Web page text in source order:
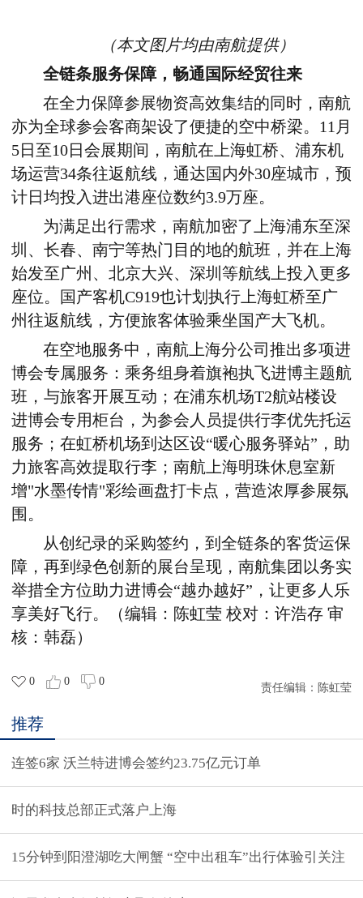
（本文图片均由南航提供）
全链条服务保障，畅通国际经贸往来
在全力保障参展物资高效集结的同时，南航
亦为全球参会客商架设了便捷的空中桥梁。 11 月
5日至10日会展期间，南航在上海虹桥、浦东机
场运营34条往返航线，通达国内外30座城市 ， 预
计日均投入进出港座位数约3.9万座。
为满足出行需求，南航加密了上海浦东至深
圳、长春、南宁等热门目的地的航班，并在上海
始发至广州、北京大兴、深圳等航线上投入更多
座位。国产客机C919也计划执行上海虹桥至广
州往返航线，方便旅客体验乘坐国产大飞机。
在空地服务中，南航上海分公司推出多项进
博会专属服务：乘务组身着旗袍执飞进博主题航
班，与旅客开展互动；在浦东机场T2航站楼设
进博会专用柜台，为参会人员提供行李优先托运
服务；在虹桥机场到达区设“暖心服务驿站”，助
力旅客高效提取行李；南航上海明珠休息室新
增"水墨传情"彩绘画盘打卡点，营造浓厚参展氛
围。
从创纪录的采购签约，到全链条的客货运保
障，再到绿色创新的展台呈现，南航集团以务实
举措全方位助力进博会“越办越好” ，让更多人乐
享美好飞行。
（编辑：陈虹莹 校对：许浩存 审
核：韩磊）
0 0 0
责任编辑： 陈虹莹
推荐
连签6家 沃兰特进博会签约23.75亿元订单
时的科技总部正式落户上海
15分钟到阳澄湖吃大闸蟹 “空中出租车”出行体验引关注